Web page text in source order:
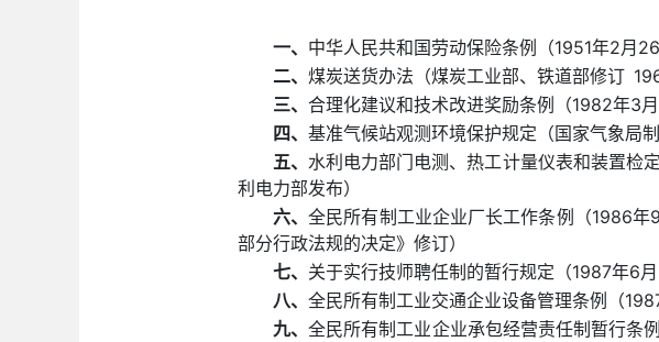
一、 中华人民共和国劳动保险条例（1951年2月
二、 煤炭送货办法（煤炭工业部、铁道部修订
三、 合理化建议和技术改进奖励条例（1982年3
四、 基准气候站观测环境保护规定（国家气象局
五、 水利电力部门电测、热工计量仪表和装置检
利电力部发布）
六、全民所有制工业企业厂长工作条例（1986
部分行政法规的决定》修订）
七、 关于实行技师聘任制的暂行规定（1987年6
八、 全民所有制工业交通企业设备管理条例（
九、全民所有制工业企业承包经营责任制暂行